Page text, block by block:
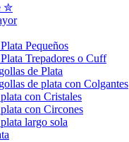
✮
Pequeños
Trepadores o Cuff
de Plata
de plata con Colgantes
con Cristales
con Circones
largo sola